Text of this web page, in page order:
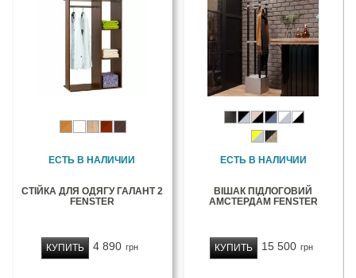
ЕСТЬ В НАЛИЧИИ
СТІЙКА ДЛЯ ОДЯГУ ГАЛАНТ 2
FENSTER
4 890 грн
КУПИТЬ
ЕСТЬ В НАЛИЧИИ
ВІШАК ПІДЛОГОВИЙ
АМСТЕРДАМ FENSTER
15 500 грн
КУПИТЬ